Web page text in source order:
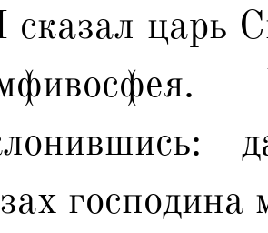
царь
господина